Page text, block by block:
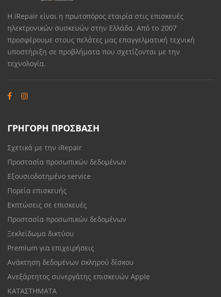
Η iRepair είναι η πρωτοπόρος εταιρία στις επισκευές
ηλεκτρονικών συσκευών στην Ελλάδα. Από το 2007
προσφέρουμε στους πελάτες μας επαγγελματική τεχνική
υποστήριξη σε προβλήματα που σχετίζονται με την
τεχνολογία.
ΓΡΗΓΟΡΗ ΠΡΟΣΒΑΣΗ
Σχετικά με την iRepair
Προστασία προσωπικών δεδομένων
Εξουσιοδοτημένο service
Πορεία επισκευής
Εκπτώσεις σε επισκευές
Προστασία προσωπικών δεδομένων
Ξεκλείδωμα δικτύου
Premium για επιχειρήσεις
Ανάκτηση δεδομένων σκληρού δίσκου
Ανεξάρτητος συνεργάτης επισκευών Apple
ΚΑΤΑΣΤΗΜΑΤΑ